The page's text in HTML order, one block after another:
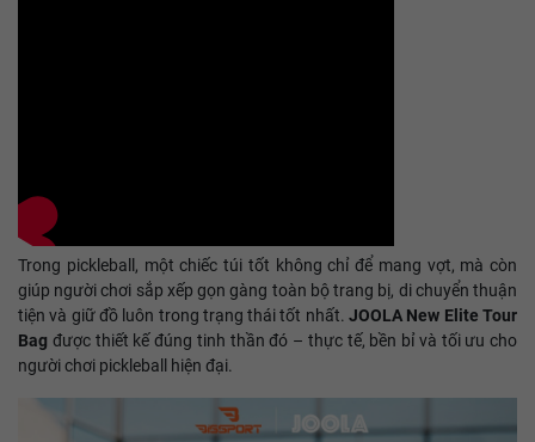
Trong pickleball, một chiếc túi tốt không chỉ để mang vợt, mà còn
giúp người chơi sắp xếp gọn gàng toàn bộ trang bị, di chuyển thuận
tiện và giữ đồ luôn trong trạng thái tốt nhất.JOOLA New Elite Tour
Bag được thiết kế đúng tinh thần đó – thực tế, bền bỉ và tối ưu cho
người chơi pickleball hiện đại.